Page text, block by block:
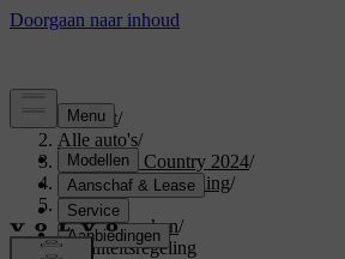
Support/
Alle auto's/
V60 Cross Country 2024/
Gebruikershandleiding/
Driving/
Rijkenmerken/
Stabiliteitsregeling